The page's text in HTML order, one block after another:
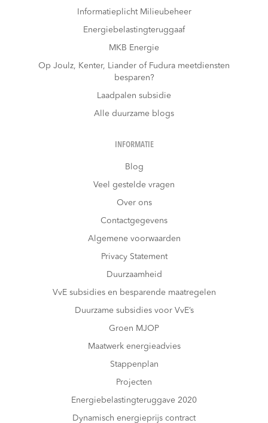
Informatieplicht Milieubeheer
Energiebelastingteruggaaf
MKB Energie
Op Joulz, Kenter, Liander of Fudura meetdiensten
besparen?
Laadpalen subsidie
Alle duurzame blogs
INFORMATIE
Blog
Veel gestelde vragen
Over ons
Contactgegevens
Algemene voorwaarden
Privacy Statement
Duurzaamheid
VvE subsidies en besparende maatregelen
Duurzame subsidies voor VvE’s
Groen MJOP
Maatwerk energieadvies
Stappenplan
Projecten
Energiebelastingteruggave 2020
Dynamisch energieprijs contract